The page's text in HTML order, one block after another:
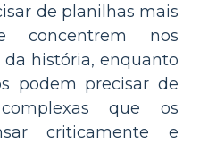
de planilhas mais
concentrem nos
história, enquanto
podem precisar de
que os
criticamente e